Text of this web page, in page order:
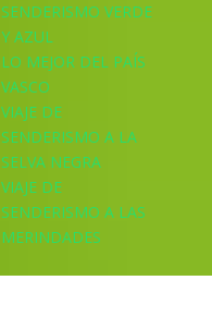
SENDERISMO VERDE
Y AZUL
LO MEJOR DEL PAÍS
VASCO
VIAJE DE
SENDERISMO A LA
SELVA NEGRA
VIAJE DE
SENDERISMO A LAS
MERINDADES